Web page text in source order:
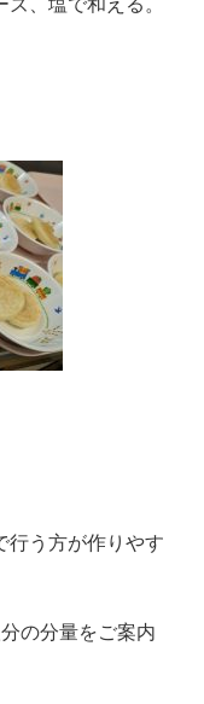
、塩で和える。
行う方が作りやす
の分量をご案内